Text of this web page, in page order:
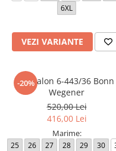
6XL
VEZI VARIANTE
-20%
Pantalon 6-443/36 Bonn
Wegener
520,00 Lei
416,00 Lei
Marime:
25 26 27 28 29 30